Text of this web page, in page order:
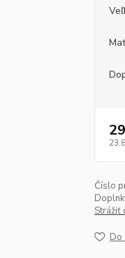
Číslo
Strážiť
Do